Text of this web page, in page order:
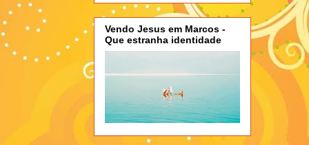
Vendo Jesus em Marcos -
Que estranha identidade